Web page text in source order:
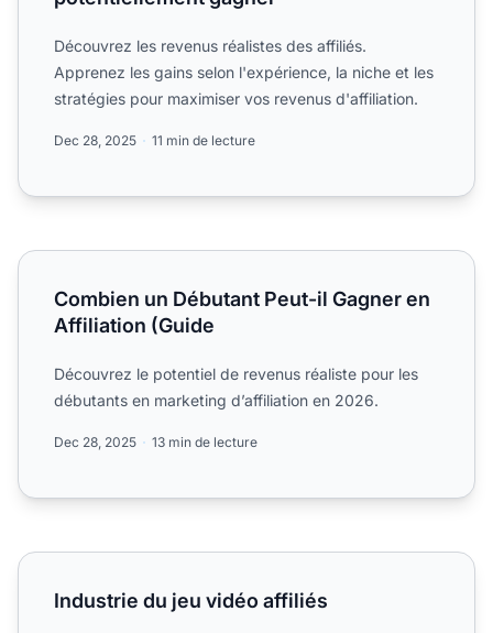
Découvrez les revenus réalistes des affiliés.
Apprenez les gains selon l'expérience, la niche et les
stratégies pour maximiser vos revenus d'affiliation.
Dec 28, 2025 11 min de lecture
Combien un Débutant Peut-il Gagner en Affiliation (Guide
Combien un Débutant Peut-il Gagner en
Affiliation (Guide
Découvrez le potentiel de revenus réaliste pour les
débutants en marketing d’affiliation en 2026.
Dec 28, 2025 13 min de lecture
Industrie du jeu vidéo affiliés
Industrie du jeu vidéo affiliés